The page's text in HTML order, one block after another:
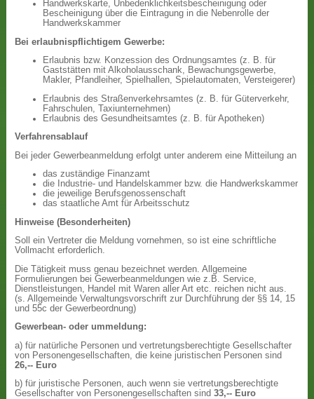
Handwerkskarte, Unbedenklichkeitsbescheinigung oder
Bescheinigung über die Eintragung in die Nebenrolle der
Handwerkskammer
Bei erlaubnispflichtigem Gewerbe:
Erlaubnis bzw. Konzession des Ordnungsamtes (z. B. für
Gaststätten mit Alkoholausschank, Bewachungsgewerbe,
Makler, Pfandleiher, Spielhallen, Spielautomaten, Versteigerer)
Erlaubnis des Straßenverkehrsamtes (z. B. für Güterverkehr,
Fahrschulen, Taxiunternehmen)
Erlaubnis des Gesundheitsamtes (z. B. für Apotheken)
Verfahrensablauf
Bei jeder Gewerbeanmeldung erfolgt unter anderem eine Mitteilung an
das zuständige Finanzamt
die Industrie- und Handelskammer bzw. die Handwerkskammer
die jeweilige Berufsgenossenschaft
das staatliche Amt für Arbeitsschutz
Hinweise (Besonderheiten)
Soll ein Vertreter die Meldung vornehmen, so ist eine schriftliche
Vollmacht erforderlich.
Die Tätigkeit muss genau bezeichnet werden. Allgemeine
Formulierungen bei Gewerbeanmeldungen wie z.B. Service,
Dienstleistungen, Handel mit Waren aller Art etc. reichen nicht aus.
(s. Allgemeinde Verwaltungsvorschrift zur Durchführung der §§ 14, 15
und 55c der Gewerbeordnung)
Gewerbean- oder ummeldung:
a) für natürliche Personen und vertretungsberechtigte Gesellschafter
von Personengesellschaften, die keine juristischen Personen sind
26,-- Euro
b) für juristische Personen, auch wenn sie vertretungsberechtigte
Gesellschafter von Personengesellschaften sind33,-- Euro